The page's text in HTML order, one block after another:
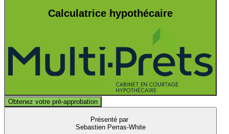
Calculatrice hypothécaire
Obtenez votre pré-approbation
Présenté par
Sebastien Perras-White